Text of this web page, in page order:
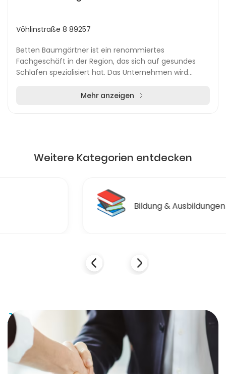
Vöhlinstraße 8 89257
Betten Baumgärtner ist ein renommiertes
Fachgeschäft in der Region, das sich auf gesundes
Schlafen spezialisiert hat. Das Unternehmen wird
Mehr anzeigen
Weitere Kategorien entdecken
Bildung & Ausbildungen